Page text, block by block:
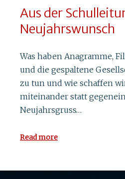
Aus der
Neujahrswunsch
Was haben Anagramme,
und die gespaltene
zu tun und wie schaffen
miteinander statt
Neujahrsgruss…
Read more